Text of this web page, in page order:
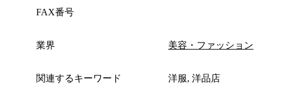
FAX番号
業界 美容・ファッション
関連するキーワード 洋服, 洋品店